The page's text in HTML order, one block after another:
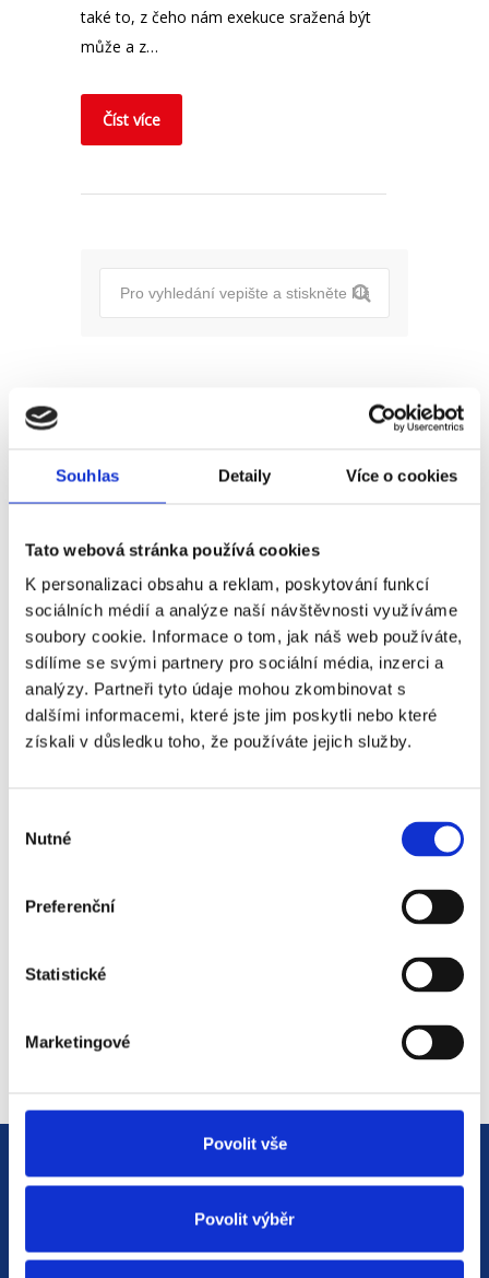
Souhlas Detaily Více o cookies
Tato webová stránka používá cookies
K personalizaci obsahu a reklam, poskytování funkcí
sociálních médií a analýze naší návštěvnosti využíváme
soubory cookie. Informace o tom, jak náš web používáte,
sdílíme se svými partnery pro sociální média, inzerci a
analýzy. Partneři tyto údaje mohou zkombinovat s
dalšími informacemi, které jste jim poskytli nebo které
získali v důsledku toho, že používáte jejich služby.
souhlasu
Nutné
Preferenční
Statistické
Marketingové
Povolit vše
Povolit výběr
také to, z čeho nám exekuce sražená být
může a z…
Číst více
Recent Popular Comments
(Ne)komunikace se
zaměstnavatelem
18. 9. 2025